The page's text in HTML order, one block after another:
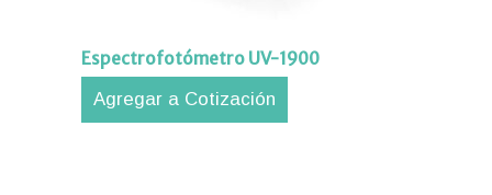
Espectrofotómetro UV-1900
Agregar a Cotización